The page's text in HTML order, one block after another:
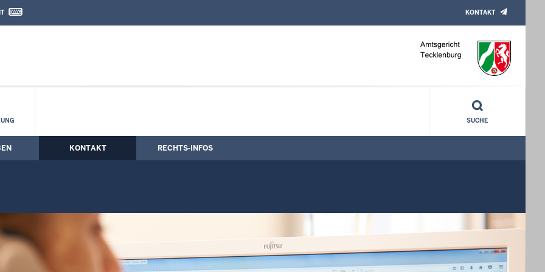
Kontaktformular
KONTAKT
SUCHE
KONTAKT RECHTS-INFOS